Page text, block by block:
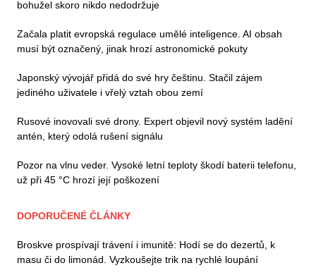
bohužel skoro nikdo nedodržuje
Začala platit evropská regulace umělé inteligence. AI obsah
musí být označený, jinak hrozí astronomické pokuty
Japonský vývojář přidá do své hry češtinu. Stačil zájem
jediného uživatele i vřelý vztah obou zemí
Rusové inovovali své drony. Expert objevil nový systém ladění
antén, který odolá rušení signálu
Pozor na vlnu veder. Vysoké letní teploty škodí baterii telefonu,
už při 45 °C hrozí její poškození
DOPORUČENÉ ČLÁNKY
Broskve prospívají trávení i imunitě: Hodí se do dezertů, k
masu či do limonád. Vyzkoušejte trik na rychlé loupání